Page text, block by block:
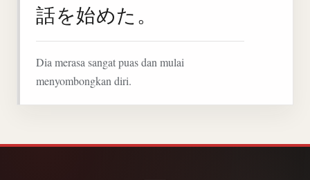
話を始めた。
Dia merasa sangat puas dan mulai
menyombongkan diri.